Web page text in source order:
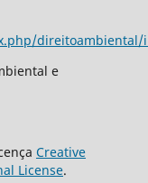
direitoambiental/
e
Creative
License.